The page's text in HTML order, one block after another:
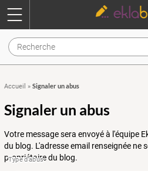
Accueil » Signaler un abus
Signaler un abus
Votre message sera envoyé à l'équipe
du blog. L'adresse email renseignée ne
propriétaire du blog.